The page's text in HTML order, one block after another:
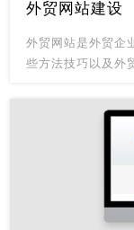
外贸网站建设
外贸网站是外贸企
些方法技巧以及外